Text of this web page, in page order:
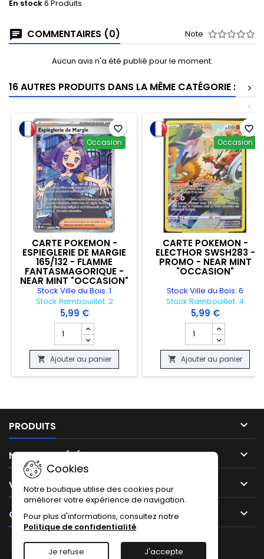
En stock6 Produits
COMMENTAIRES (0) Note
Aucun avis n'a été publié pour le moment.
16 AUTRES PRODUITS DANS LA MÊME CATÉGORIE :
>
<
Occasion
CARTE POKEMON -
ESPIEGLERIE DE MARGIE
165/132 - FLAMME
FANTASMAGORIQUE -
NEAR MINT "OCCASION"
Stock Ville du Bois: 1
Stock Rambouillet: 2
5,99 €
Champ quantité du produit CARTE POKEMON -
 Ajouter au panier
favorite_border
Occasion
CARTE POKEMON -
ELECTHOR SWSH283 -
PROMO - NEAR MINT
"OCCASION"
Stock Ville du Bois: 6
Stock Rambouillet: 4
5,99 €
Champ quantité du
 Ajouter au panier
favorite_border
PRODUITS 
NOTRE SOCIÉTÉ 
VOTRE COMPTE 
CONTACT 
Cookies
Notre boutique utilise des cookies pour
améliorer votre expérience de navigation.
Pour plus d'informations, consultez notre
Politique de confidentialité.
Je refuse J'accepte
FacebookInstagram
TikTok